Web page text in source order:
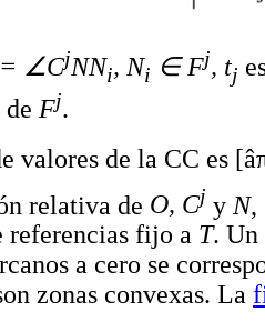
= ∠CjNNi, Ni ∈ Fj, tj
Fj.
valores de la CC es
relativa de O, Cj y N,
referencias fijo a T. Un
a cero se
zonas convexas. La